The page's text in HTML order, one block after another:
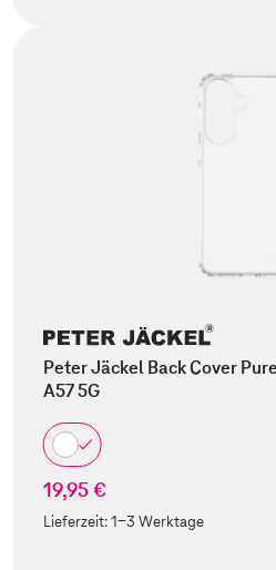
Peter Jäckel Back Cover
A57 5G
19,95 €
Lieferzeit:1-3 Werktage